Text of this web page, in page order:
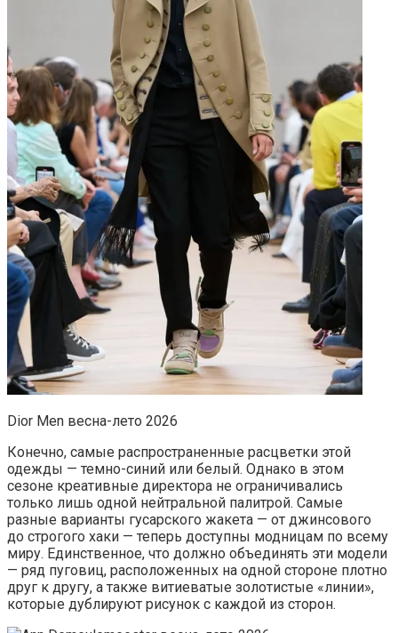
Dior Men весна-лето 2026
Конечно, самые распространенные расцветки этой
одежды — темно-синий или белый. Однако в этом
сезоне креативные директора не ограничивались
только лишь одной нейтральной палитрой. Самые
разные варианты гусарского жакета — от джинсового
до строгого хаки — теперь доступны модницам по всему
миру. Единственное, что должно объединять эти модели
— ряд пуговиц, расположенных на одной стороне плотно
друг к другу, а также витиеватые золотистые «линии»,
которые дублируют рисунок с каждой из сторон.